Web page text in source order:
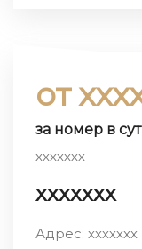
от
за номер в
ххххххх
ххххххх
Адрес: ххххххх